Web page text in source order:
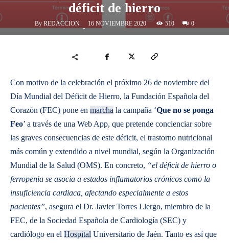
déficit de hierro
By REDACCION - 16 NOVIEMBRE 2020 510 0
Con motivo de la celebración el próximo 26 de noviembre del
Día Mundial del Déficit de Hierro, la Fundación Española del
Corazón (FEC) pone en marcha la campaña ‘Que no se ponga
Feo’ a través de una Web App, que pretende concienciar sobre
las graves consecuencias de este déficit, el trastorno nutricional
más común y extendido a nivel mundial, según la Organización
Mundial de la Salud (OMS). En concreto, “el déficit de hierro o
ferropenia se asocia a estados inflamatorios crónicos como la
insuficiencia cardiaca, afectando especialmente a estos
pacientes”, asegura el Dr. Javier Torres Llergo, miembro de la
FEC, de la Sociedad Española de Cardiología (SEC) y
cardiólogo en el Hospital Universitario de Jaén. Tanto es así que